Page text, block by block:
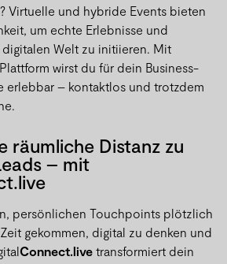
Virtuelle und hybride Events bieten
um echte Erlebnisse und
Welt zu initiieren. Mit
wirst du für dein Business-
erlebbar – kontaktlos und trotzdem
räumliche Distanz zu
– mit
persönlichen Touchpoints plötzlich
gekommen, digital zu denken und
Connect.live transformiert dein